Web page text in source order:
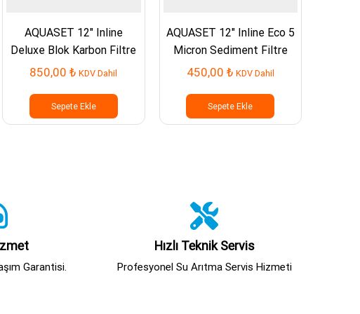
AQUASET 12″ Inline
Deluxe Blok Karbon Filtre
850,00₺ KDV Dahil
Sepete Ekle
AQUASET 12″ Inline Eco 5
Micron Sediment Filtre
450,00 ₺ KDV Dahil
Sepete Ekle
Garantisi.
Hızlı Teknik Servis
Profesyonel Su Arıtma Servis Hizmeti